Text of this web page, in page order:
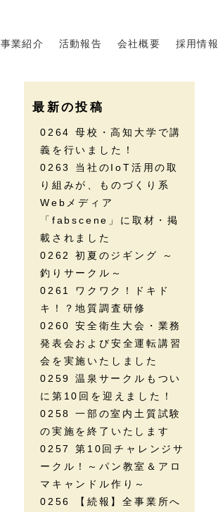
事業紹介 活動報告 会社概要 採用情報
最新の投稿
0264 母校・高知大学で講
義を行いました！
0263 当社のIoT活用の取
り組みが、ものづくり系
Webメディア
「fabscene」に取材・掲
載されました
0262 初夏のジギング ～
釣りサークル～
0261 ワクワク！ドキド
キ！？地質調査研修
0260 安全衛生大会・業務
発表会および安全運転講習
会を実施いたしました
0259 温泉サークルもつい
に第10回を迎えました！
0258 一部の室内土質試験
の実施を終了いたします
0257 第10回チャレンジサ
ークル！～パン教室＆アロ
マキャンドル作り～
0256 【続報】全事業所へ